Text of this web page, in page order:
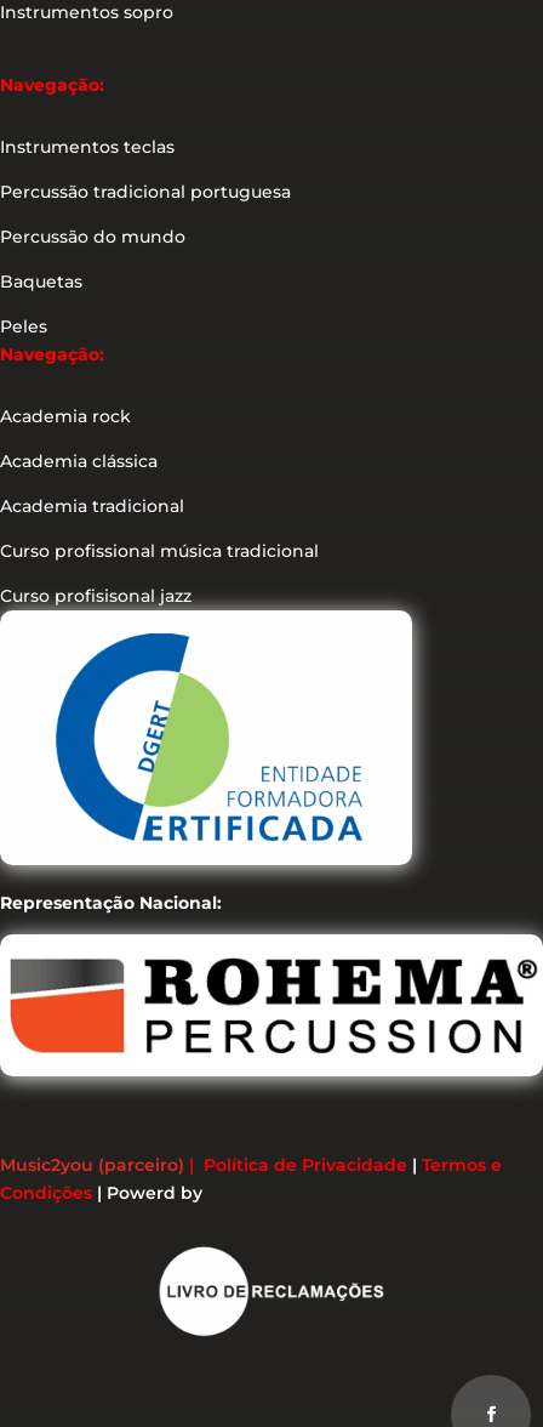
Instrumentos sopro
Navegação:
Instrumentos teclas
Percussão tradicional portuguesa
Percussão do mundo
Baquetas
Peles
Navegação:
Academia rock
Academia clássica
Academia tradicional
Curso profissional música tradicional
Curso profisisonal jazz
Representação Nacional:
Music2you (parceiro) | Política de Privacidade | Termos e
Condições | Powerd by